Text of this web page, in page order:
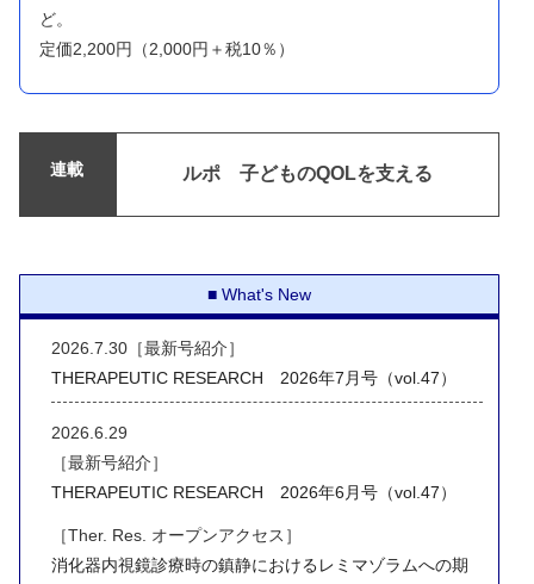
ど。
定価2,200円（2,000円＋税10％）
連載 ルポ 子どものQOLを支える
What's New
2026.7.30［最新号紹介］
THERAPEUTIC RESEARCH 2026年7月号（vol.47）
2026.6.29
［最新号紹介］
THERAPEUTIC RESEARCH 2026年6月号（vol.47）
［Ther. Res. オープンアクセス］
消化器内視鏡診療時の鎮静におけるレミマゾラムへの期